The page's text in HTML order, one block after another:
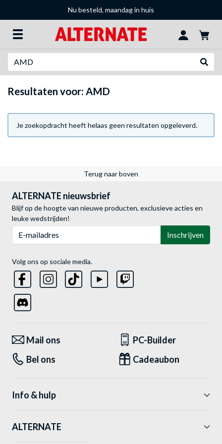
Nu besteld, maandag in huis
Resultaten voor: AMD
Je zoekopdracht heeft helaas geen resultaten opgeleverd.
Terug naar boven
ALTERNATE nieuwsbrief
Blijf op de hoogte van nieuwe producten, exclusieve acties en
leuke wedstrijden!
Inschrijven
Volg ons op sociale media.
Mail ons
PC-Builder
Bel ons
Cadeaubon
Info & hulp
ALTERNATE